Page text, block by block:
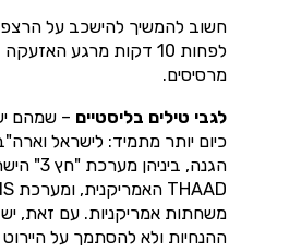
חשוב להמשיך להישכב על
לפחות 10 דקות מרגע
מרסיסים.
לגבי טילים בליסטיים – שמהם
כיום יותר מתמיד: לישראל
הגנה,
משחתות אמריקניות. עם זאת, יש
ההנחיות ולא להסתמך על